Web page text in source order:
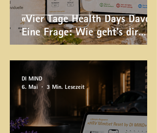
«Vier Tage Health Days Davos.
Eine Frage: Wie geht's dir
wirklich?»
DI MIND
6. Mai
3 Min. Lesezeit